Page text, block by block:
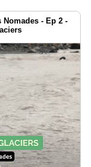
Nomades - Ep 2 -